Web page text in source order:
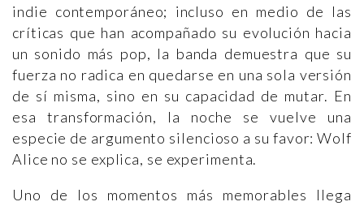
indie contemporáneo; incluso en medio de las
críticas que han acompañado su evolución hacia
un sonido más pop, la banda demuestra que su
fuerza no radica en quedarse en una sola versión
de sí misma, sino en su capacidad de mutar. En
esa transformación, la noche se vuelve una
especie de argumento silencioso a su favor: Wolf
Alice no se explica, se experimenta.
Uno de los momentos más memorables llega